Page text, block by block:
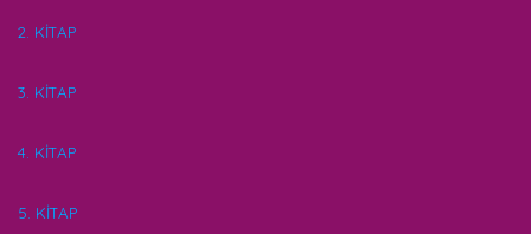
2. KİTAP
3. KİTAP
4. KİTAP
5. KİTAP